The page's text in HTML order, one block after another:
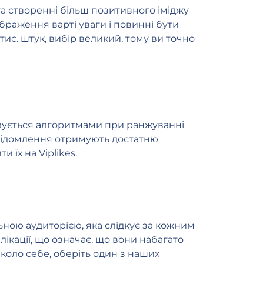
створенні більш позитивного іміджу
варті уваги і повинні бути
штук, вибір великий, тому ви точно
алгоритмами при ранжуванні
отримують достатню
їх на Viplikes.
аудиторією, яка слідкує за кожним
що означає, що вони набагато
себе, оберіть один з наших